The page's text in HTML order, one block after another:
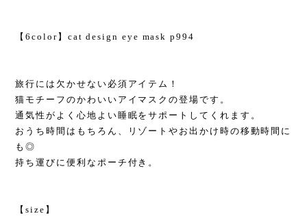
【6color】cat design eye mask p994
旅行には欠かせない必須アイテム！
猫モチーフのかわいいアイマスクの登場です。
通気性がよく心地よい睡眠をサポートしてくれます。
おうち時間はもちろん、リゾートやお出かけ時の移動時間に
も◎
持ち運びに便利なポーチ付き。
【size】